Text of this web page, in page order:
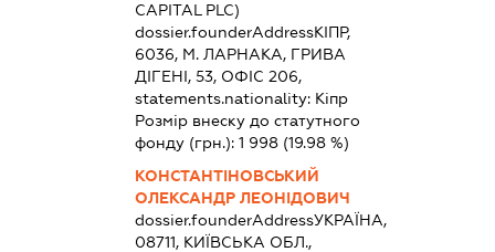
CAPITAL PLC)
dossier.founderAddressКІПР,
6036, М. ЛАРНАКА, ГРИВА
ДІГЕНІ, 53, ОФІС 206,
statements.nationality: Кіпр
Розмір внеску до статутного
фонду (грн.):1 998 (19.98 %)
КОНСТАНТІНОВСЬКИЙ
ОЛЕКСАНДР ЛЕОНІДОВИЧ
dossier.founderAddressУКРАЇНА,
08711, КИЇВСЬКА ОБЛ.,